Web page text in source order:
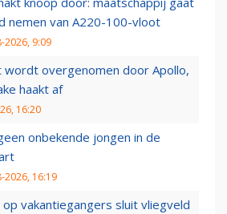
nemen van A220-100-vloot
2026, 9:09
wordt overgenomen door Apollo,
haakt af
16:20
onbekende jongen in de
2026, 16:19
op vakantiegangers sluit vliegveld